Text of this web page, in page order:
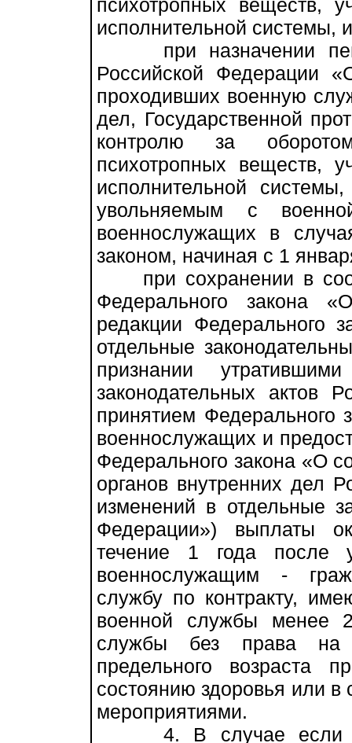
психотропных веществ,
исполнительной системы,
при назначении
Российской Федерации
проходивших военную
дел, Государственной
контролю за
психотропных веществ,
исполнительной
увольняемым с
военнослужащих в
законом, начиная с 1
при сохранении в
Федерального закона
редакции Федерального
отдельные
признании
законодательных актов
принятием Федерального
военнослужащих и
Федерального закона «О
органов внутренних дел
изменений в отдельные
Федерации») выплаты
течение 1 года после
военнослужащим -
службу по контракту,
военной службы менее
службы без права
предельного возраста
состоянию здоровья или в
мероприятиями.
4. В случае если